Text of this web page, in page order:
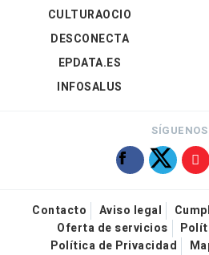
CULTURAOCIO
DESCONECTA
EPDATA.ES
INFOSALUS
SÍGUENOS
Contacto Aviso legal
Oferta de servicios
Política de Privacidad